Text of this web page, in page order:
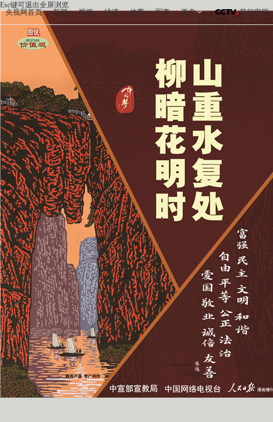
Esc键可退出全屏浏览
央视网首页
新闻 视频 经济 体育 军事 更多 节目官网